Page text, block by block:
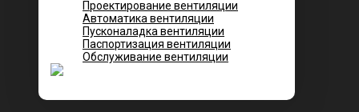
Проектирование вентиляции
Автоматика вентиляции
Пусконаладка вентиляции
Паспортизация вентиляции
Обслуживание вентиляции